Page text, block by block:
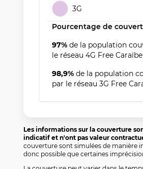
3G
Pourcentage de
97% de la population
le réseau 4G Free Caraïbe
98,9% de la population
par le réseau 3G Free
Les informations sur la couverture
indicatif et n'ont pas valeur
couverture sont simulées de manière
donc possible que certaines